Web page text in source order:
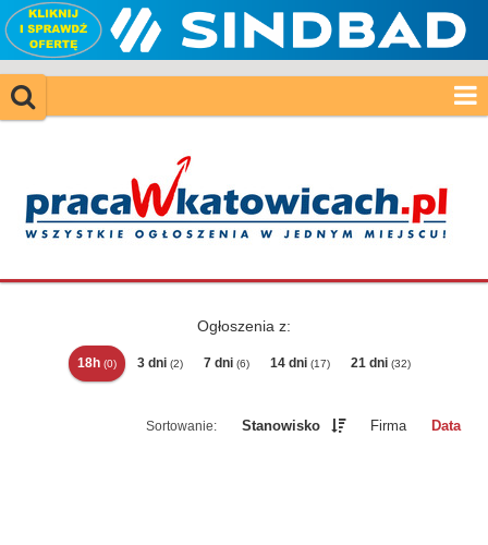
Ogłoszenia z:
18h (0) 3 dni (2) 7 dni (6) 14 dni (17) 21 dni (32)
Stanowisko Firma Data